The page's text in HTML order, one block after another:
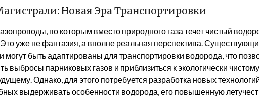
Новая Эра Транспортировки
по которым вместо природного газа течет чистый
уже не фантазия, а вполне реальная перспектива.
могут быть адаптированы для транспортировки водорода, что
выбросы парниковых газов и приблизиться к экологически чистому
Однако, для этого потребуется разработка новых
выдерживать особенности водорода, его повышенную